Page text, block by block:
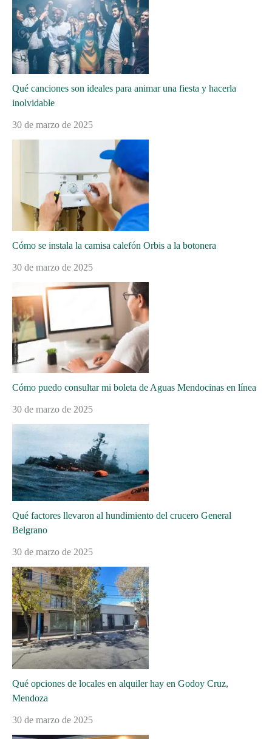
Qué canciones son ideales para animar una fiesta y hacerla
inolvidable
30 de marzo de 2025
Cómo se instala la camisa calefón Orbis a la botonera
30 de marzo de 2025
Cómo puedo consultar mi boleta de Aguas Mendocinas en línea
30 de marzo de 2025
Qué factores llevaron al hundimiento del crucero General
Belgrano
30 de marzo de 2025
Qué opciones de locales en alquiler hay en Godoy Cruz,
Mendoza
30 de marzo de 2025